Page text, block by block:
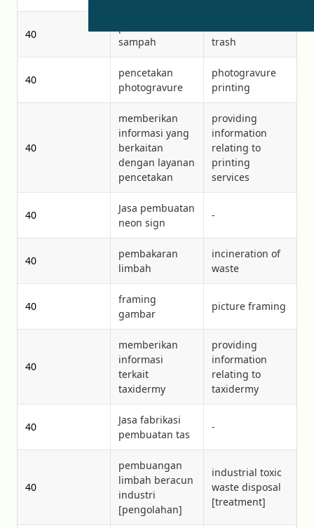
40
sampah
trash
40
pencetakan
photogravure
photogravure
printing
40
memberikan
informasi yang
berkaitan
dengan layanan
pencetakan
providing
information
relating to
printing
services
40
Jasa pembuatan
neon sign
-
40
pembakaran
limbah
incineration of
waste
40
framing
gambar
picture framing
40
memberikan
informasi
terkait
taxidermy
providing
information
relating to
taxidermy
40
Jasa fabrikasi
pembuatan tas
-
40
pembuangan
limbah beracun
industri
[pengolahan]
industrial toxic
waste disposal
[treatment]